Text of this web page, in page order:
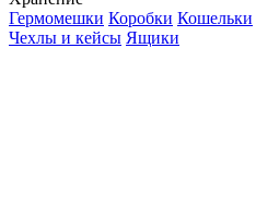
Гермомешки Коробки Кошельки
Чехлы и кейсы Ящики